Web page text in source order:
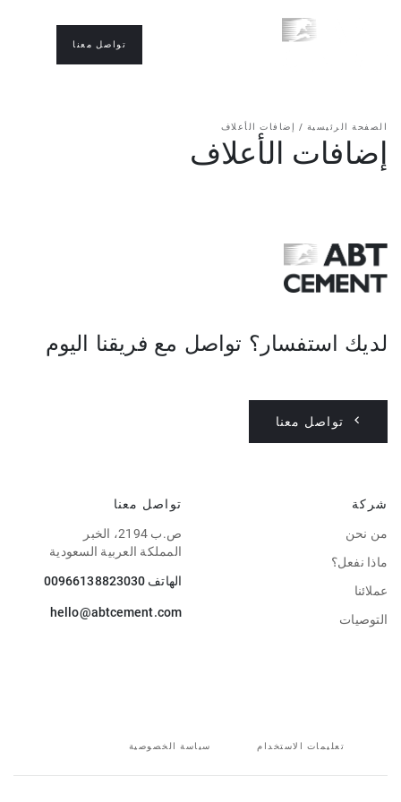
تواصل معنا
الصفحة الرئيسية / إضافات الأعلاف
إضافات الأعلاف
لديك استفسار؟ تواصل مع فريقنا اليوم
تواصل معنا
شركة
من نحن
ماذا نفعل؟
عملائنا
التوصيات
تواصل معنا
ص.ب 2194، الخبر
المملكة العربية السعودية
الهاتف
hello@abtcement.com
تعليمات الاستخدام سياسة الخصوصية